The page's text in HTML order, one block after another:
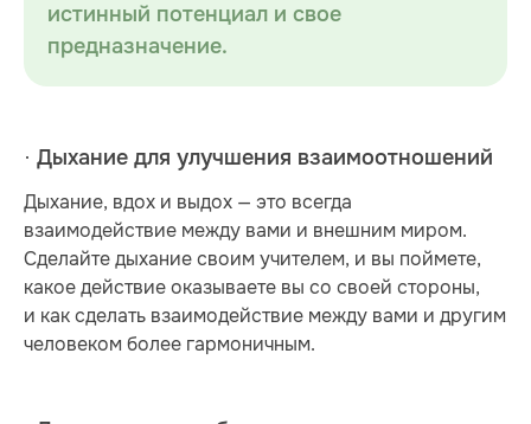
истинный потенциал и свое
предназначение.
· Дыхание для улучшения взаимоотношений
Дыхание, вдох и выдох — это всегда
взаимодействие между вами и внешним миром.
Сделайте дыхание своим учителем, и вы поймете,
какое действие оказываете вы со своей стороны,
и как сделать взаимодействие между вами и другим
человеком более гармоничным.